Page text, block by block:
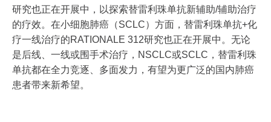
研究也正在开展中，以探索替雷利珠单抗新辅助/辅助治疗
的疗效。在小细胞肺癌（SCLC）方面，替雷利珠单抗+化
疗一线治疗的RATIONALE 312研究也正在开展中。无论
是后线、一线或围手术治疗，NSCLC或SCLC，替雷利珠
单抗都在全力竞逐、多面发力，有望为更广泛的国内肺癌
患者带来新希望。